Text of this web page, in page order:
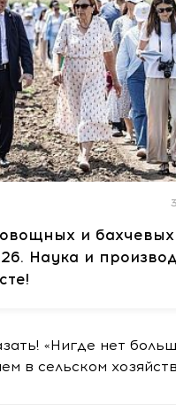
и бахчевых
Наука и
«Нигде нет
в сельском